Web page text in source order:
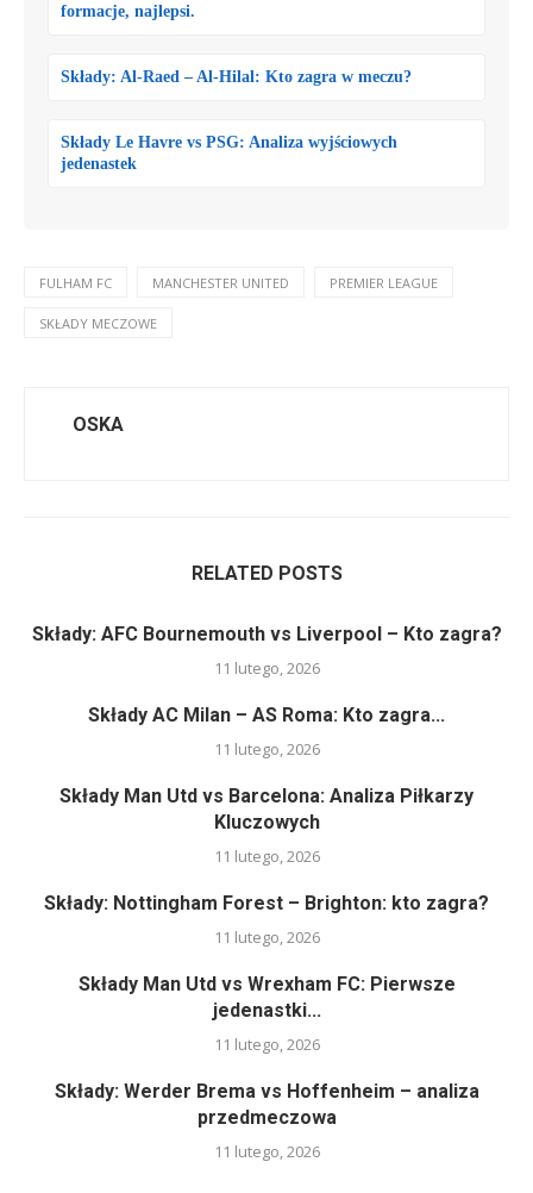
formacje, najlepsi.
Składy: Al-Raed – Al-Hilal: Kto zagra w meczu?
Składy Le Havre vs PSG: Analiza wyjściowych
jedenastek
FULHAM FC MANCHESTER UNITED PREMIER LEAGUE
SKŁADY MECZOWE
OSKA
RELATED POSTS
Składy: AFC Bournemouth vs Liverpool – Kto zagra?
11 lutego, 2026
Składy AC Milan – AS Roma: Kto zagra...
11 lutego, 2026
Składy Man Utd vs Barcelona: Analiza Piłkarzy
Kluczowych
11 lutego, 2026
Składy: Nottingham Forest – Brighton: kto zagra?
11 lutego, 2026
Składy Man Utd vs Wrexham FC: Pierwsze
jedenastki...
11 lutego, 2026
Składy: Werder Brema vs Hoffenheim – analiza
przedmeczowa
11 lutego, 2026